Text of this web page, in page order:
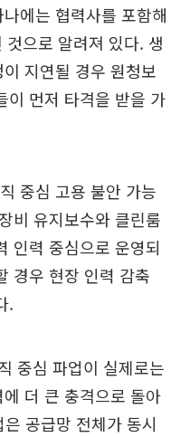
에는 협력사를 포함해
으로 알려져 있다. 생
지연될 경우 원청보
이 먼저 타격을 받을 가
중심 고용 불안 가능
비 유지보수와 클린룸
인력 중심으로 운영되
경우 현장 인력 감축
.
중심 파업이 실제로는
더 큰 충격으로 돌아
공급망 전체가 동시